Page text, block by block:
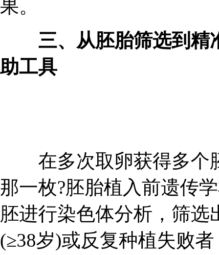
果。
三、从胚胎筛选到精
助工具
在多次取卵获得多个
那一枚?胚胎植入前遗传
胚进行染色体分析，筛
(≥38岁)或反复种植失败